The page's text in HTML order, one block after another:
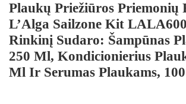
Plaukų Priežiūros Priemonių
L’Alga Sailzone Kit
Rinkinį Sudaro: Šampūnas
250 Ml, Kondicionierius
Ml Ir Serumas Plaukams,